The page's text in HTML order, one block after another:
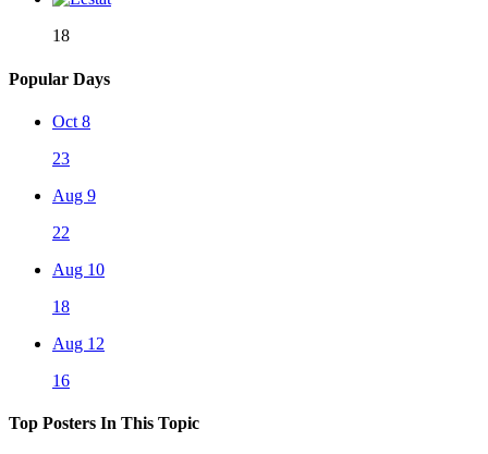
18
Popular Days
Oct 8
23
Aug 9
22
Aug 10
18
Aug 12
16
Top Posters In This Topic